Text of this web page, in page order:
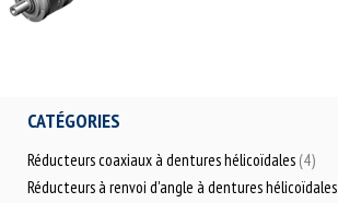
CATÉGORIES
Réducteurs coaxiaux à dentures hélicoïdales (4)
Réducteurs à renvoi d'angle à dentures hélicoïdales